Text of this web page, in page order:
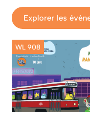
Explorer les
WL 908